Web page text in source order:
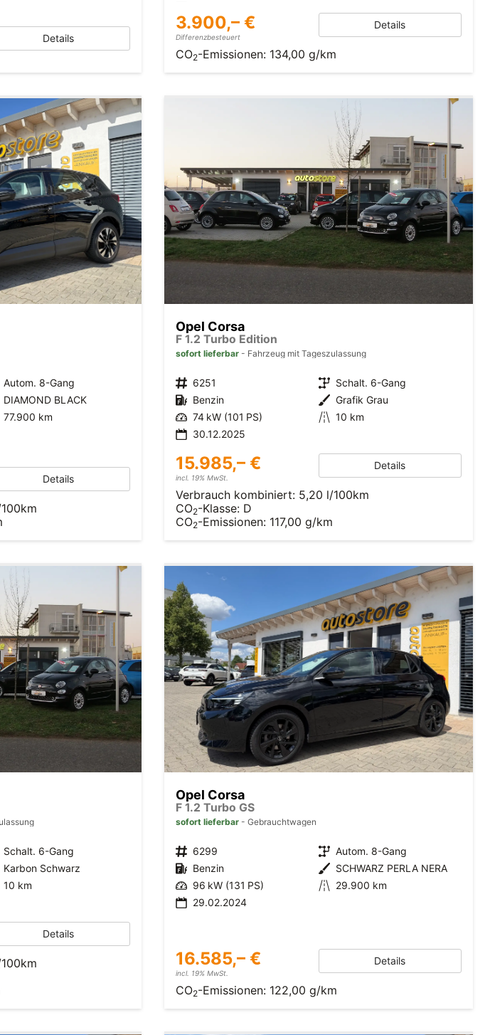
Details
3.900,– €
Differenzbesteuert
Details
CO2-Emissionen: 134,00 g/km
Autom. 8-Gang
DIAMOND BLACK
77.900 km
Details
Opel Corsa
F 1.2 Turbo Edition
sofort lieferbar Fahrzeug mit Tageszulassung
6251
Schalt. 6-Gang
Benzin
Grafik Grau
74 kW (101 PS)
10 km
30.12.2025
15.985,– €
incl. 19% MwSt.
Details
Verbrauch kombiniert: 5,20 l/100km
CO2-Klasse: D
CO2-Emissionen: 117,00 g/km
Schalt. 6-Gang
Karbon Schwarz
10 km
Details
Opel Corsa
F 1.2 Turbo GS
sofort lieferbar Gebrauchtwagen
6299
Autom. 8-Gang
Benzin
SCHWARZ PERLA NERA
96 kW (131 PS)
29.900 km
29.02.2024
16.585,– €
incl. 19% MwSt.
Details
CO2-Emissionen: 122,00 g/km